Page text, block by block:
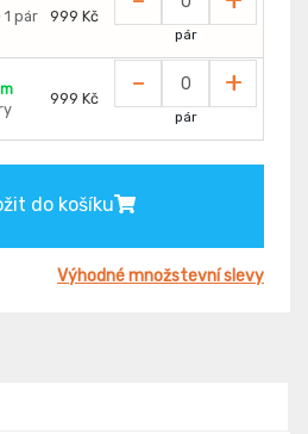
1 pár 999 Kč
pár
999 Kč - +
pár
do košíku
Výhodné množstevní slevy